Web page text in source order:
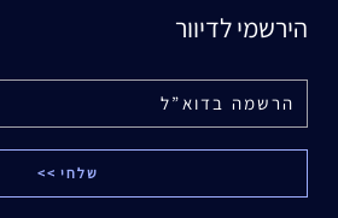
הירשמי לדיוור